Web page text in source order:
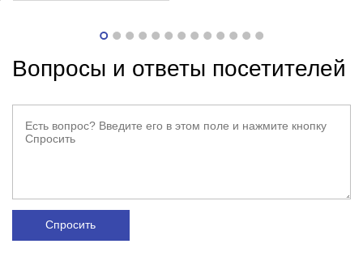
Вопросы и ответы посетителей
Спросить